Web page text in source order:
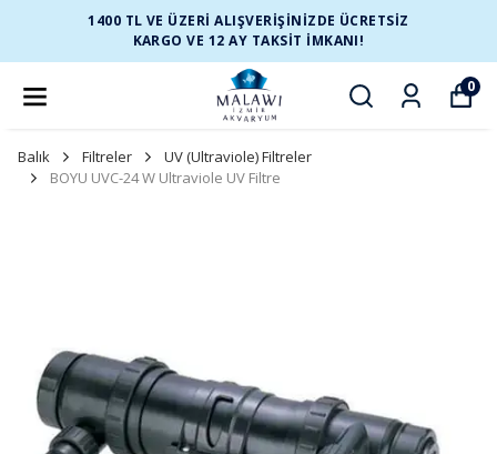
1400 TL VE ÜZERİ ALIŞVERİŞİNİZDE ÜCRETSİZ
KARGO VE 12 AY TAKSİT İMKANI!
0
Balık Filtreler
UV (Ultraviole) Filtreler
BOYU UVC-24 W Ultraviole UV Filtre